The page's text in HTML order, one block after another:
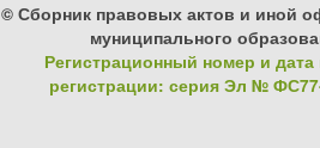
© Сборник правовых актов и иной
муниципального
Регистрационный номер и
регистрации: серия Эл №